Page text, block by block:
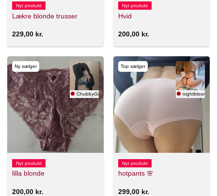
Nyt produkt
Lækre blonde trusser
229,00 kr.
Nyt produkt
Hvid
200,00 kr.
Ny sælger
ChubbyGamer
Nyt produkt
lilla blonde
200,00 kr.
Top sælger
nightbloom
Nyt produkt
hotpants 🌸
299,00 kr.